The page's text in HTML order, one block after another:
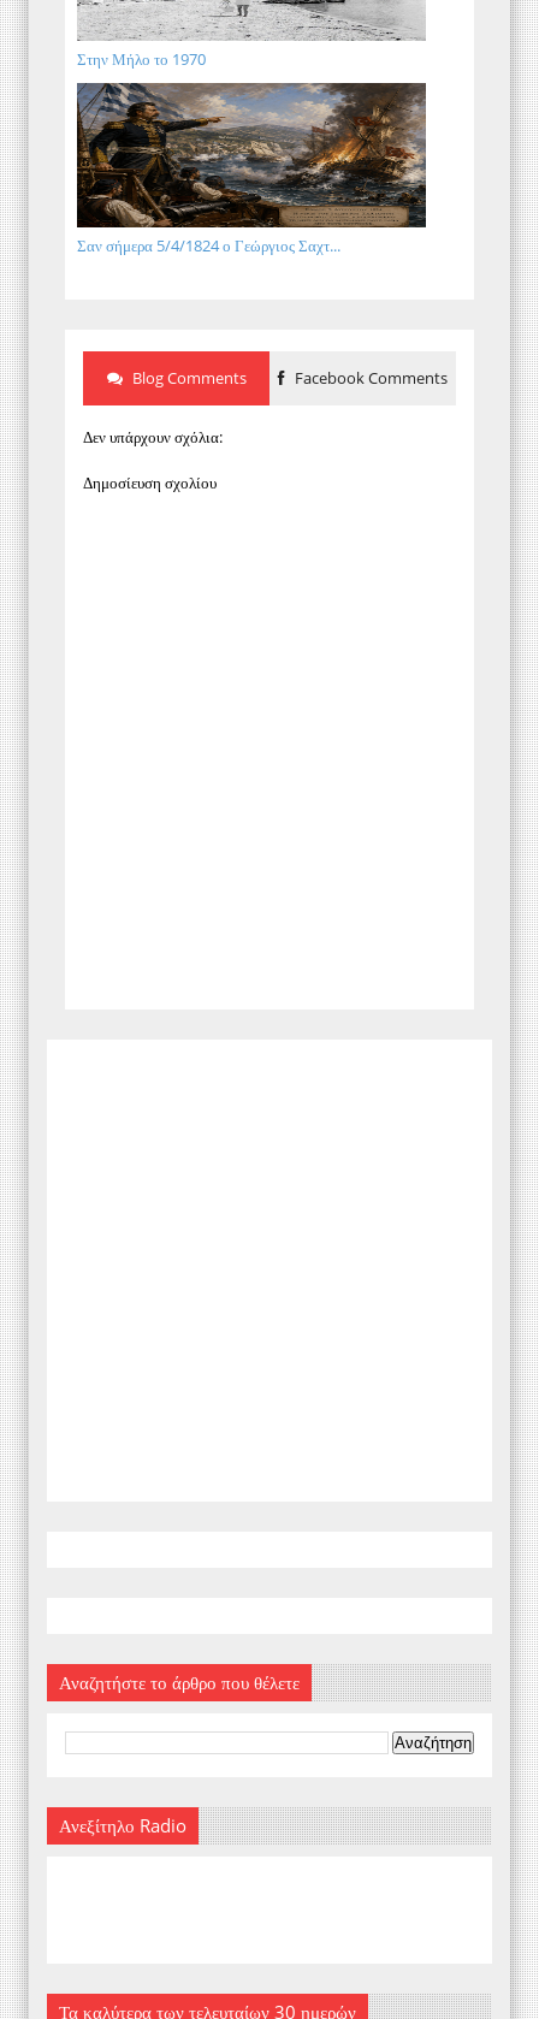
Στην Μήλο το 1970
Σαν σήμερα 5/4/1824 ο Γεώργιος Σαχτ...
Blog Comments Facebook Comments
Δεν υπάρχουν σχόλια:
Δημοσίευση σχολίου
Αναζητήστε το άρθρο που θέλετε
Ανεξίτηλο Radio
Τα καλύτερα των τελευταίων 30 ημερών